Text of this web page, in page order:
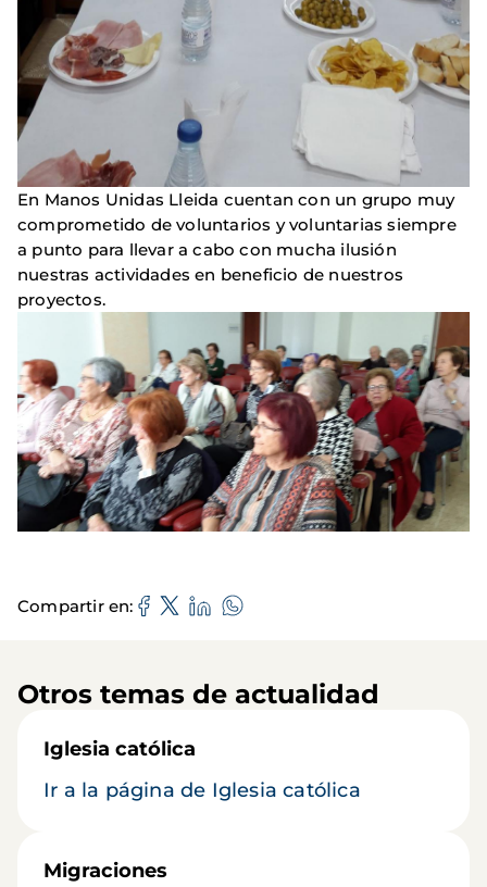
En Manos Unidas Lleida cuentan con un grupo muy
comprometido de voluntarios y voluntarias siempre
a punto para llevar a cabo con mucha ilusión
nuestras actividades en beneficio de nuestros
proyectos.
Compartir en
Otros temas de actualidad
Iglesia católica
Ir a la página de Iglesia católica
Migraciones